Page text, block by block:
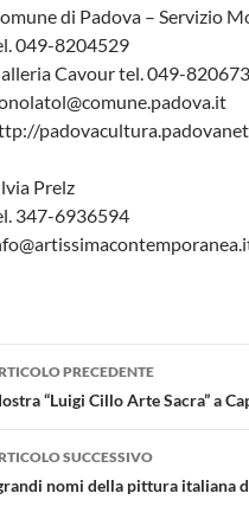
di Padova – Servizio
049-8204529
Cavour tel. 049-
Prelz
347-6936594
PRECEDENTE
“Luigi Cillo Arte Sacra” a
SUCCESSIVO
nomi della pittura italiana